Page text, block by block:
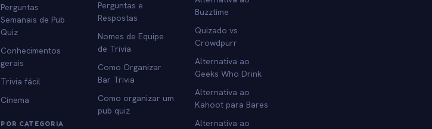
Perguntas
Semanais de Pub
Quiz
Conhecimentos
gerais
Trivia fácil
Cinema
POR CATEGORIA
Perguntas e
Respostas
Nomes de Equipe
de Trivia
Como Organizar
Bar Trivia
Como organizar um
pub quiz
Buzztime
Quizado vs
Crowdpurr
Alternativa ao
Geeks Who Drink
Alternativa ao
Kahoot para Bares
Alternativa ao